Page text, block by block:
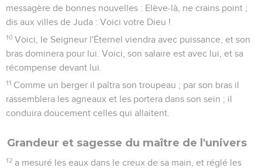
messagère de bonnes nouvelles : Elève-là, ne crains point ;
dis aux villes de Juda : Voici votre Dieu !
10 Voici, le Seigneur l'Éternel viendra avec puissance, et son
bras dominera pour lui. Voici, son salaire est avec lui, et sa
récompense devant lui.
11 Comme un berger il paîtra son troupeau ; par son bras il
rassemblera les agneaux et les portera dans son sein ; il
conduira doucement celles qui allaitent.
Grandeur et sagesse du maître de l'univers
12 a mesuré les eaux dans le creux de sa main, et réglé les